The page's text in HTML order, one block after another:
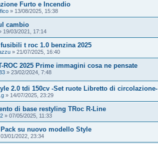
Furto e Incendio
» 13/08/2025, 15:38
cambio
19/03/2021, 17:14
t roc 1.0 benzina 2025
» 21/07/2025, 16:40
ROC 2025 Prime immagini cosa ne pensate
» 23/02/2024, 7:48
2.0 tdi 150cv -Set ruote Libretto di circolazione-
» 14/07/2025, 23:29
di base restyling TRoc R-Line
» 07/05/2025, 11:33
Pack su nuovo modello Style
03/01/2022, 23:34